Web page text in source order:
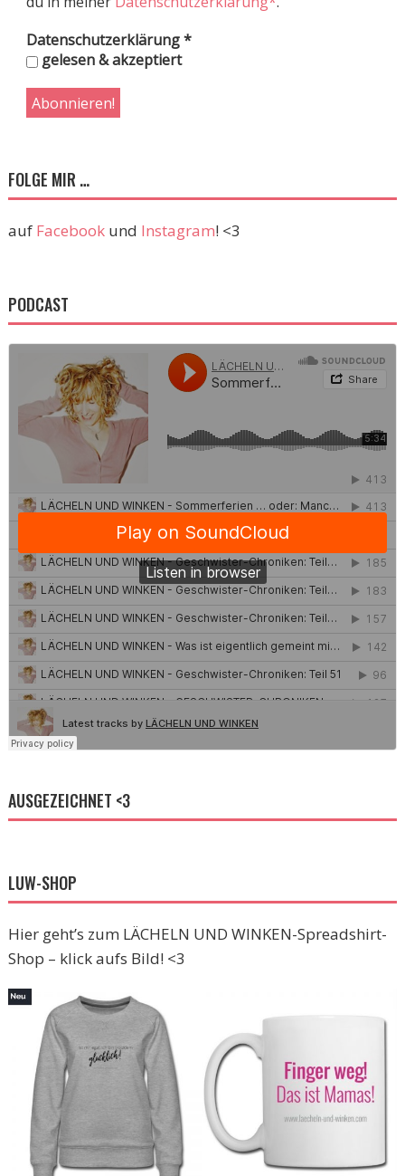
Datenschutzerklärung*
gelesen & akzeptiert
FOLGE MIR …
auf Facebookund Instagram! <3
PODCAST
AUSGEZEICHNET <3
LUW-SHOP
Hier geht’s zum LÄCHELN UND WINKEN-Spreadshirt-
Shop – klick aufs Bild! <3